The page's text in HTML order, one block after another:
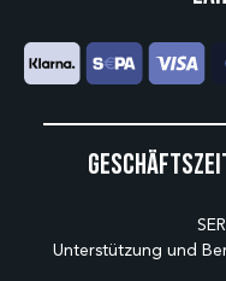
Unterstützung und